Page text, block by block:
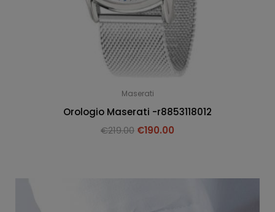
Maserati
Orologio Maserati -r8853118012
€219.00 €190.00